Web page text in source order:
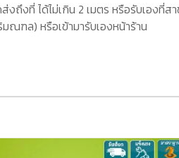
ถึงที่ ได้ไม่เกิน 2 เมตร หรือรับเอง
ณฑล) หรือเข้ามารับเองหน้าร้าน